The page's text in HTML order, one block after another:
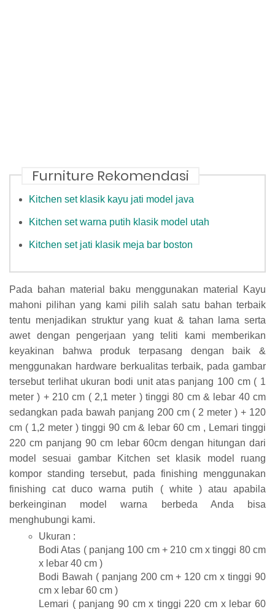
Furniture Rekomendasi
Kitchen set klasik kayu jati model java
Kitchen set warna putih klasik model utah
Kitchen set jati klasik meja bar boston
Pada bahan material baku menggunakan material Kayu
mahoni pilihan yang kami pilih salah satu bahan terbaik
tentu menjadikan struktur yang kuat & tahan lama serta
awet dengan pengerjaan yang teliti kami memberikan
keyakinan bahwa produk terpasang dengan baik &
menggunakan hardware berkualitas terbaik, pada gambar
tersebut terlihat ukuran bodi unit atas panjang 100 cm ( 1
meter ) + 210 cm ( 2,1 meter ) tinggi 80 cm & lebar 40 cm
sedangkan pada bawah panjang 200 cm ( 2 meter ) + 120
cm ( 1,2 meter ) tinggi 90 cm & lebar 60 cm , Lemari tinggi
220 cm panjang 90 cm lebar 60cm dengan hitungan dari
model sesuai gambar Kitchen set klasik model ruang
kompor standing tersebut, pada finishing menggunakan
finishing cat duco warna putih ( white ) atau apabila
berkeinginan model warna berbeda Anda bisa
menghubungi kami.
Ukuran :
Bodi Atas ( panjang 100 cm + 210 cm x tinggi 80 cm
x lebar 40 cm )
Bodi Bawah ( panjang 200 cm + 120 cm x tinggi 90
cm x lebar 60 cm )
Lemari ( panjang 90 cm x tinggi 220 cm x lebar 60